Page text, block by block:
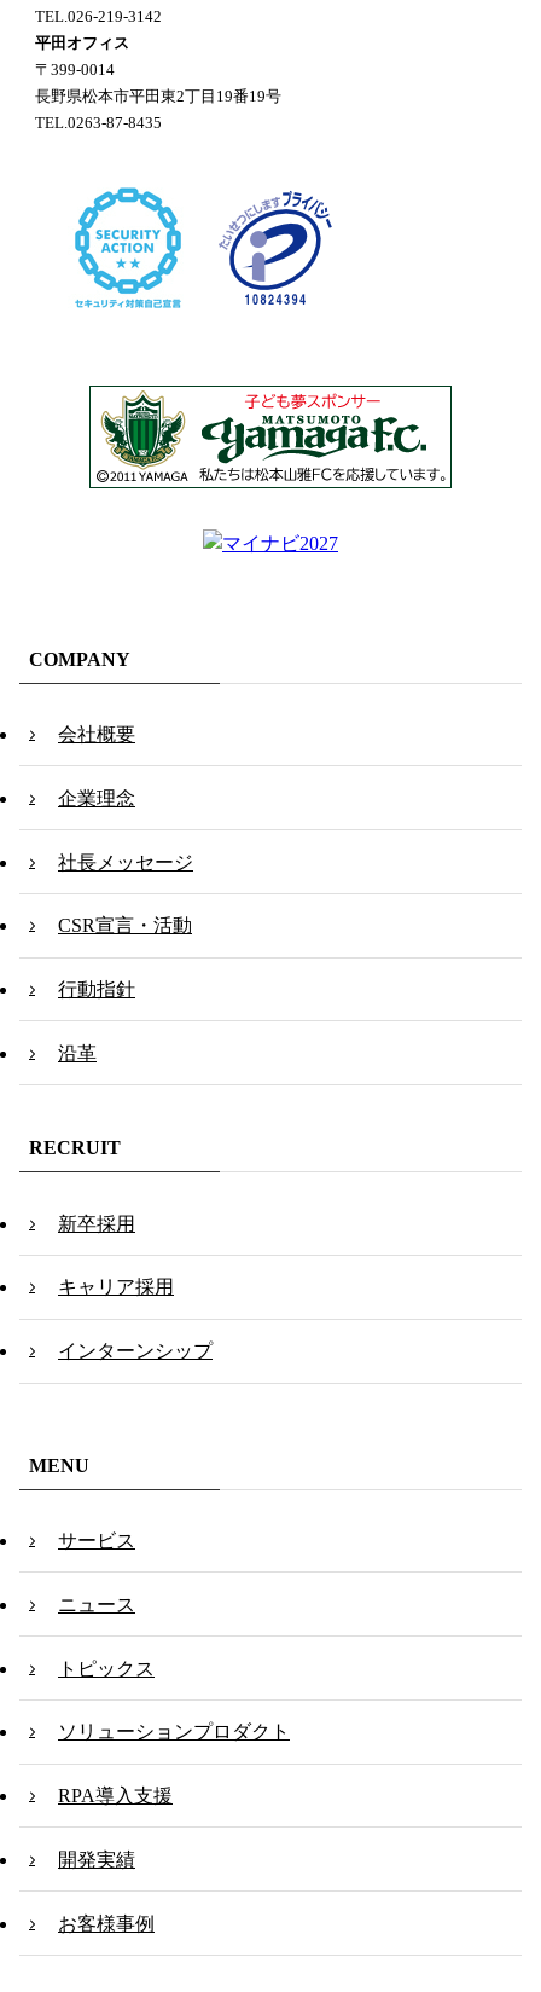
TEL.026-219-3142
平田オフィス
〒399-0014
長野県松本市平田東2丁目19番19号
TEL.0263-87-8435
COMPANY
会社概要
企業理念
社長メッセージ
CSR宣言・活動
行動指針
沿革
RECRUIT
新卒採用
キャリア採用
インターンシップ
MENU
サービス
ニュース
トピックス
ソリューションプロダクト
RPA導入支援
開発実績
お客様事例